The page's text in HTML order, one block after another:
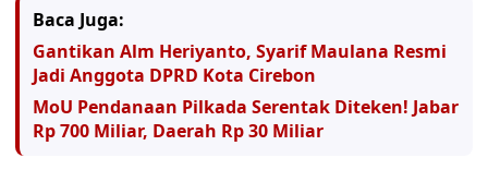
Baca Juga:
Gantikan Alm Heriyanto, Syarif Maulana Resmi
Jadi Anggota DPRD Kota Cirebon
MoU Pendanaan Pilkada Serentak Diteken! Jabar
Rp 700 Miliar, Daerah Rp 30 Miliar